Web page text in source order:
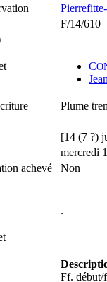
F/14/610
C
Plume
[14 (7 ?)
mercredi
achevé
Non
.